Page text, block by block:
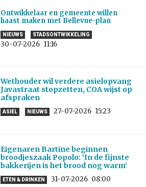
Ontwikkelaar en gemeente willen
haast maken met Bellevue-plan
NIEUWS STADSONTWIKKELING
30-07-2026 11:16
Wethouder wil verdere asielopvang
Javastraat stopzetten, COA wijst op
afspraken
ASIEL NIEUWS 27-07-2026 15:23
Eigenaren Bartine beginnen
broodjeszaak Popolo: ‘In de fijnste
bakkerijen is het brood nog warm’
ETEN & DRINKEN 31-07-2026 08:00